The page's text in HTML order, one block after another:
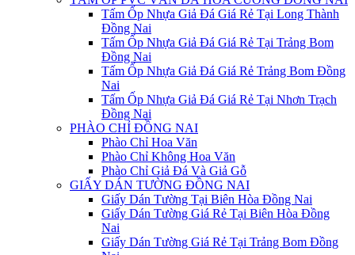
Tấm Ốp Nhựa Giả Đá Giá Rẻ Tại Long Thành
Đồng Nai
Tấm Ốp Nhựa Giả Đá Giá Rẻ Tại Trảng Bom
Đồng Nai
Tấm Ốp Nhựa Giả Đá Giá Rẻ Trảng Bom Đồng
Nai
Tấm Ốp Nhựa Giả Đá Giá Rẻ Tại Nhơn Trạch
Đồng Nai
PHÀO CHỈ ĐỒNG NAI
Phào Chỉ Hoa Văn
Phào Chỉ Không Hoa Văn
Phào Chỉ Giả Đá Và Giả Gỗ
GIẤY DÁN TƯỜNG ĐỒNG NAI
Giấy Dán Tường Tại Biên Hòa Đồng Nai
Giấy Dán Tường Giá Rẻ Tại Biên Hòa Đồng
Nai
Giấy Dán Tường Giá Rẻ Tại Trảng Bom Đồng